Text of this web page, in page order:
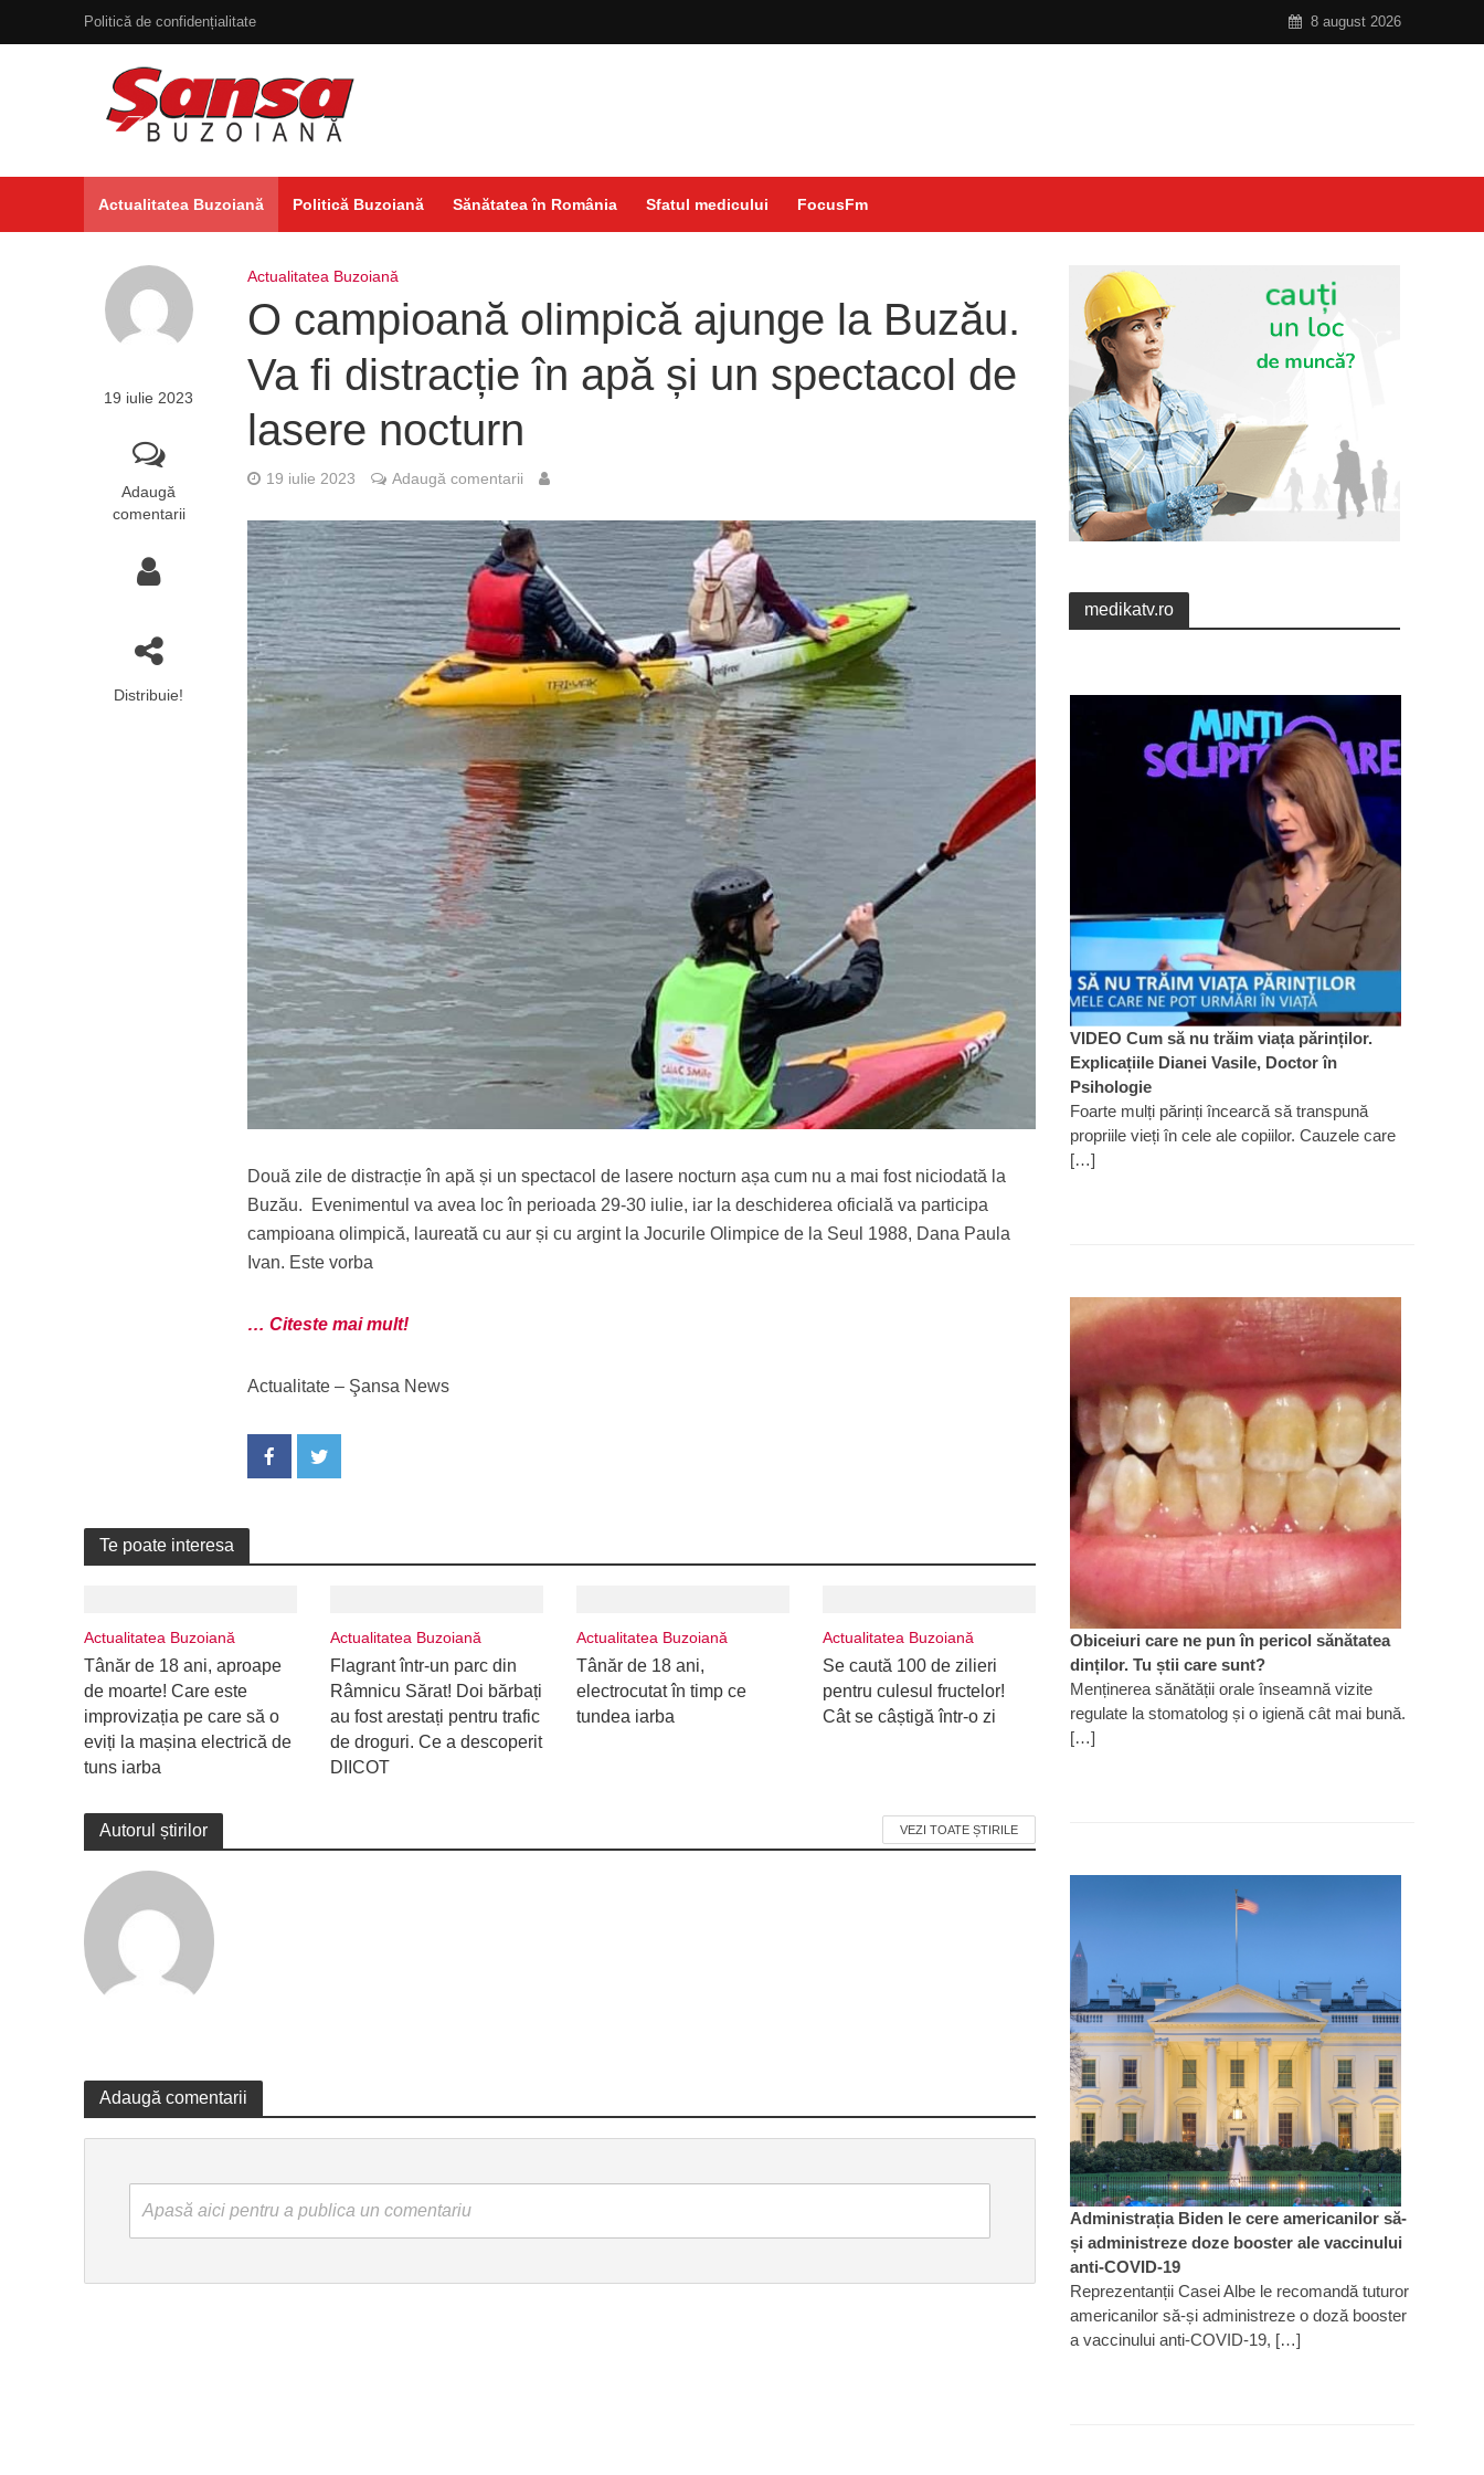
Politică de confidențialitate 8 august 2026
Actualitatea Buzoiană Politică Buzoiană Sănătatea în România Sfatul medicului FocusFm
19 iulie 2023
Adaugă
comentarii
Distribuie!
Actualitatea Buzoiană
O campioană olimpică ajunge la Buzău.
Va fi distracție în apă și un spectacol de
lasere nocturn
19 iulie 2023 Adaugă comentarii
Două zile de distracție în apă și un spectacol de lasere nocturn așa cum nu a mai fost niciodată la
Buzău. Evenimentul va avea loc în perioada 29-30 iulie, iar la deschiderea oficială va participa
campioana olimpică, laureată cu aur și cu argint la Jocurile Olimpice de la Seul 1988, Dana Paula
Ivan. Este vorba
… Citeste mai mult!
Actualitate – Şansa News
Te poate interesa
Actualitatea Buzoiană
Tânăr de 18 ani, aproape
de moarte! Care este
improvizația pe care să o
eviți la mașina electrică de
tuns iarba
Actualitatea Buzoiană
Flagrant într-un parc din
Râmnicu Sărat! Doi bărbați
au fost arestați pentru trafic
de droguri. Ce a descoperit
DIICOT
Actualitatea Buzoiană
Tânăr de 18 ani,
electrocutat în timp ce
tundea iarba
Actualitatea Buzoiană
Se caută 100 de zilieri
pentru culesul fructelor!
Cât se câștigă într-o zi
Autorul știrilor VEZI TOATE ȘTIRILE
Adaugă comentarii
Apasă aici pentru a publica un comentariu
medikatv.ro
VIDEO Cum să nu trăim viața părinților.
Explicațiile Dianei Vasile, Doctor în
Psihologie
Foarte mulți părinți încearcă să transpună
propriile vieți în cele ale copiilor. Cauzele care
[…]
Obiceiuri care ne pun în pericol sănătatea
dinților. Tu știi care sunt?
Menținerea sănătății orale înseamnă vizite
regulate la stomatolog și o igienă cât mai bună.
[…]
Administrația Biden le cere americanilor să-
și administreze doze booster ale vaccinului
anti-COVID-19
Reprezentanții Casei Albe le recomandă tuturor
americanilor să-și administreze o doză booster
a vaccinului anti-COVID-19, […]